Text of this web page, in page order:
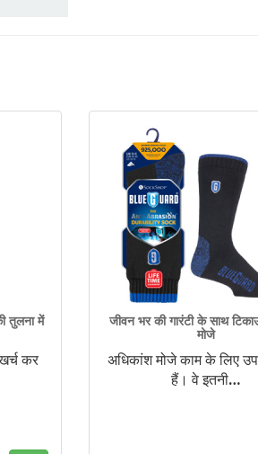
तुलना में
कर
जीवन भर की गारंटी के साथ
मोजे
अधिकांश मोजे काम के लिए
हैं। वे इतनी…